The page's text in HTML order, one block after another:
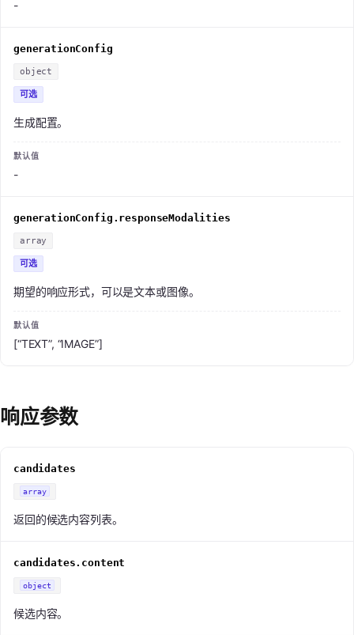
-
generationConfig
object
可选
-
生成配置。
generationConfig.responseModalities
array
可选
[“TEXT”, “IMAGE”]
期望的响应形式，可以是文本或图像。
响应参数
candidates
array
返回的候选内容列表。
candidates.content
object
候选内容。